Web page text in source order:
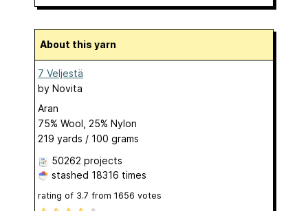
About this yarn
7 Veljestä
by Novita
Aran
75% Wool, 25% Nylon
219 yards / 100 grams
50262 projects
stashed 18316 times
rating of 3.7 from 1656 votes